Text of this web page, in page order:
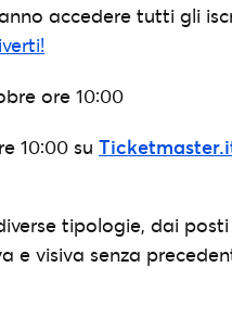
accedere tutti gli
ore 10:00
10:00 su
tipologie, dai
e visiva senza